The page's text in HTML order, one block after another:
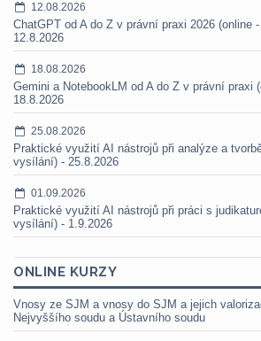
12.08.2026
ChatGPT od A do Z v právní praxi 2026 (online
12.8.2026
18.08.2026
Gemini a NotebookLM od A do Z v právní praxi
18.8.2026
25.08.2026
Praktické využití AI nástrojů při analýze a
vysílání) - 25.8.2026
01.09.2026
Praktické využití AI nástrojů při práci s
vysílání) - 1.9.2026
ONLINE KURZY
Vnosy ze SJM a vnosy do SJM a jejich
Nejvyššího soudu a Ústavního soudu